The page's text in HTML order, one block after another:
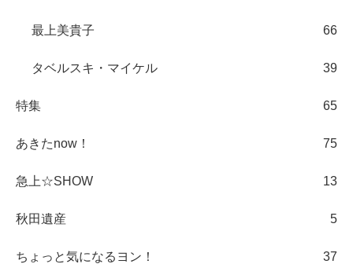
最上美貴子 66
タベルスキ・マイケル 39
特集 65
あきたnow！ 75
急上☆SHOW 13
秋田遺産 5
ちょっと気になるヨン！ 37